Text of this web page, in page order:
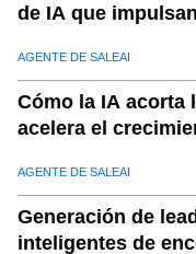
18. Conclusión: Logre
conSaleAI
de IA que
AGENTE DE SALEAI
Cómo la IA acorta
acelera el
AGENTE DE SALEAI
Generación de
inteligentes de